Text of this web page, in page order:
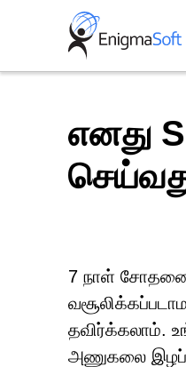
எனது
7 நாள்
தவிர்க்கலாம்.
அணுகலை